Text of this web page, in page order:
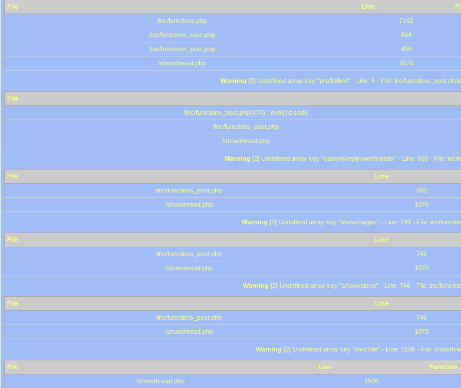
File Line
/inc/functions.php
7162
/inc/functions_user.php
844
/inc/functions_post.php
406
/showthread.php
1070
Warning [2] Undefined array key "profilefield" - Line: 6 - File: inc/
File
/inc/functions_post.php(474) : eval()'d code
/inc/functions_post.php
/showthread.php
Warning [2] Undefined array key "canonlyreplyownthreads" - Line: 660 - File: inc/
File Line
/inc/functions_post.php
660
/showthread.php
1070
Warning [2] Undefined array key "showimages" - Line: 741 - File: inc/
File Line
/inc/functions_post.php
741
/showthread.php
1070
Warning [2] Undefined array key "showvideos" - Line: 746 - File: inc/
File Line
/inc/functions_post.php
746
/showthread.php
1070
Warning [2] Undefined array key "invisible" - Line: 1506 - File:
File Line
Function
/showthread.php
1506